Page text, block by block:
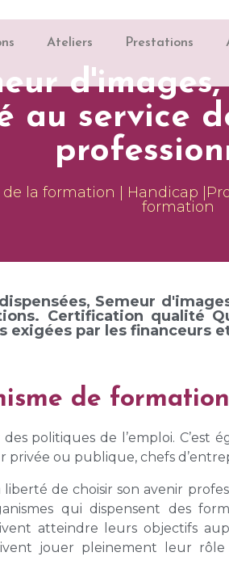
Ateliers Prestations
au service
la formation | Handicap
formation
Semeur
Certification qualité
exigées par les financeurs
de
politiques de l’emploi. C’est
ou publique, chefs
de choisir son avenir
qui dispensent des
atteindre leurs objectifs
jouer pleinement leur